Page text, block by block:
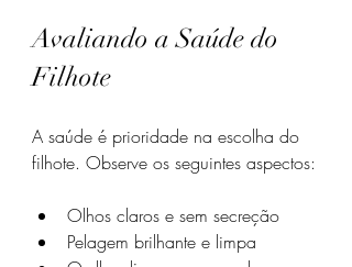
Avaliando a Saúde do
Filhote
A saúde é prioridade na escolha do
filhote. Observe os seguintes aspectos:
Olhos claros e sem secreção
Pelagem brilhante e limpa